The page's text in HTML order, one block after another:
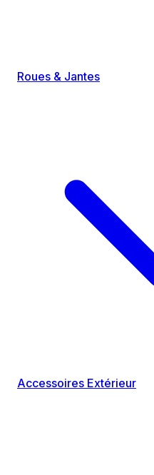
Roues & Jantes
Accessoires Extérieur